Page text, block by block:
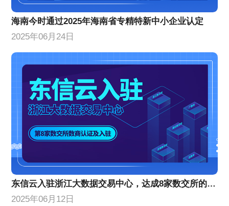
海南今时通过2025年海南省专精特新中小企业认定
2025年06月24日
东信云入驻浙江大数据交易中心，达成8家数交所的数商认证及入驻
2025年06月12日